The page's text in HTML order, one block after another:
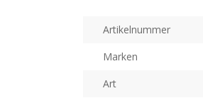
Artikelnummer
Marken
Art